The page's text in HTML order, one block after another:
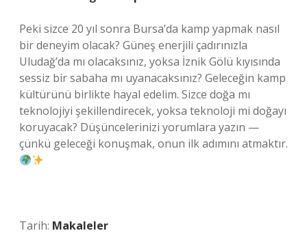
Peki sizce 20 yıl sonra Bursa’da kamp yapmak nasıl
bir deneyim olacak? Güneş enerjili çadırınızla
Uludağ’da mı olacaksınız, yoksa İznik Gölü kıyısında
sessiz bir sabaha mı uyanacaksınız? Geleceğin kamp
kültürünü birlikte hayal edelim. Sizce doğa mı
teknolojiyi şekillendirecek, yoksa teknoloji mi doğayı
koruyacak? Düşüncelerinizi yorumlara yazın —
çünkü geleceği konuşmak, onun ilk adımını atmaktır.
Tarih: Makaleler